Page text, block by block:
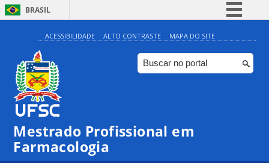
BRASIL
Simplifique!
Comunica BR
Participe
Canais
ACESSIBILIDADE ALTO CONTRASTE MAPA DO SITE
Mestrado Profissional em
Farmacologia